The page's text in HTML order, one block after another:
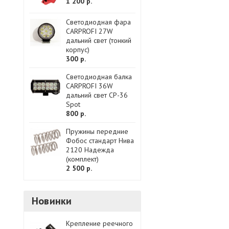
Светодиодная фара
CARPROFI 27W
дальний свет (тонкий
корпус)
300 р.
Светодиодная балка
CARPROFI 36W
дальний свет CP-36
Spot
800 р.
Пружины передние
Фобос стандарт Нива
2120 Надежда
(комплект)
2 500 р.
Новинки
Крепление реечного